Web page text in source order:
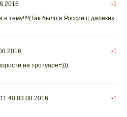
-1
тему!!!!(Так было в России с далеких
-1
на тротуаре=)))
11:40 03.08.2016
-1